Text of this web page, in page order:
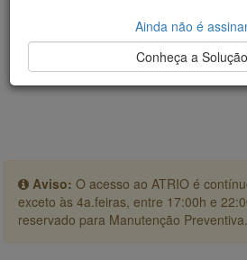
Aviso: O acesso ao ATRIO é
exceto às 4a.feiras, entre 17:00h e
reservado para Manutenção Preventiva.
Ainda não é
Conheça a